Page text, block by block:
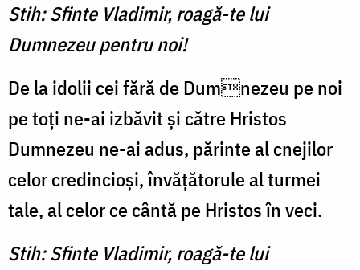
Stih: Sfinte Vladimir, roagă-te lui
Dumnezeu pentru noi!
De la idolii cei fără de Dumnezeu pe noi
pe toți ne-ai izbăvit și către Hristos
Dumnezeu ne-ai adus, părinte al cnejilor
celor credincioși, învățătorule al turmei
tale, al celor ce cântă pe Hristos în veci.
Stih: Sfinte Vladimir, roagă-te lui